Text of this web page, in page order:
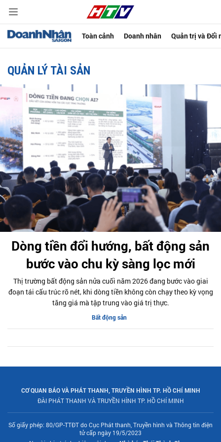
Toàn cảnh Doanh nhân Quản trị và Đổi
QUẢN LÝ TÀI SẢN
Dòng tiền đổi hướng, bất động sản
bước vào chu kỳ sàng lọc mới
Thị trường bất động sản nửa cuối năm 2026 đang bước vào giai
đoạn tái cấu trúc rõ nét, khi dòng tiền không còn chạy theo kỳ vọng
tăng giá mà tập trung vào giá trị thực.
Bất động sản
CƠ QUAN BÁO VÀ PHÁT THANH, TRUYỀN HÌNH TP. HỒ CHÍ MINH
ĐÀI PHÁT THANH VÀ TRUYỀN HÌNH TP. HỒ CHÍ MINH
Số giấy phép: 80/GP-TTĐT do Cục Phát thanh, Truyền hình và Thông tin điện
tử cấp ngày 19/5/2023